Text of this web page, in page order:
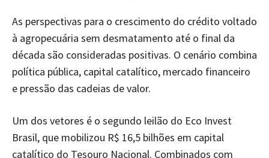
As perspectivas para o crescimento do crédito voltado
à agropecuária sem desmatamento até o final da
década são consideradas positivas. O cenário combina
política pública, capital catalítico, mercado financeiro
e pressão das cadeias de valor.
Um dos vetores é o segundo leilão do Eco Invest
Brasil, que mobilizou R$ 16,5 bilhões em capital
catalítico do Tesouro Nacional. Combinados com